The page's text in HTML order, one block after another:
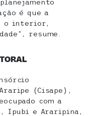
é que a
o interior,
resume.
(Cisape),
com a
Ipubi e Araripina,